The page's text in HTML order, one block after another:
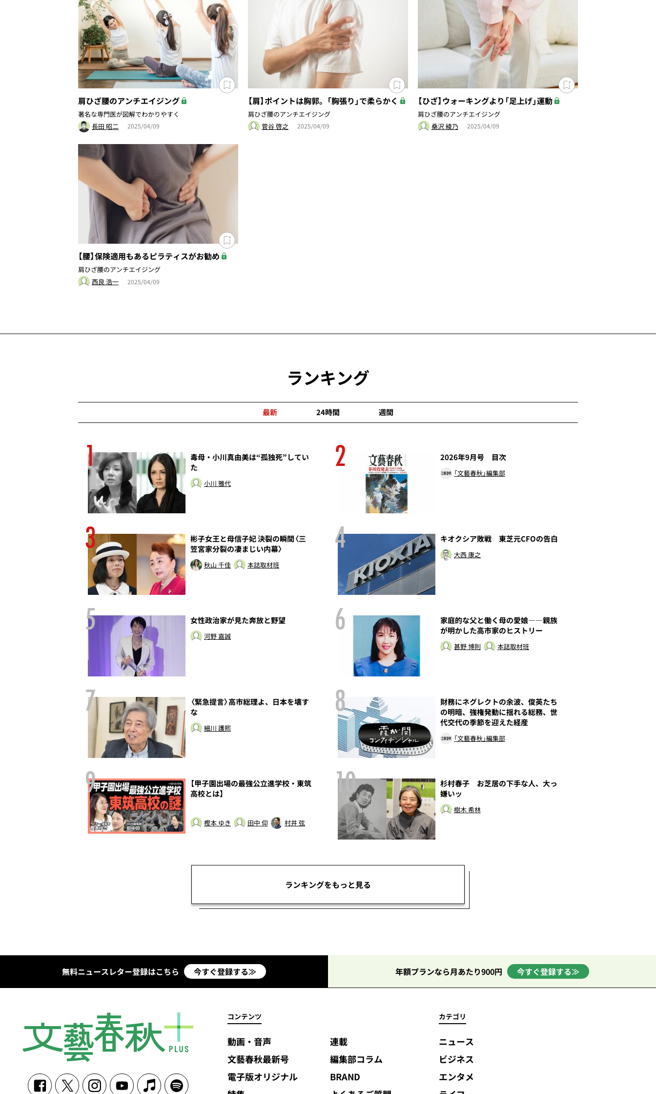
肩ひざ腰のアンチエイジング
著名な専門医が図解でわかりやすく
長田 昭二
2025/04/09
【肩】ポイントは胸郭。「胸張り」で柔らかく
肩ひざ腰のアンチエイジング
菅谷 啓之
2025/04/09
【ひざ】ウォーキングより「足上げ」運動
肩ひざ腰のアンチエイジング
桑沢 綾乃
2025/04/09
【腰】保険適用もあるピラティスがお勧め
肩ひざ腰のアンチエイジング
西良 浩一
2025/04/09
ランキング
最新 24時間 週間
1
毒母・小川真由美は“孤独死”してい
た
小川 雅代
2 2026年9月号 目次
「文藝春秋」編集部
3
彬子女王と母信子妃 決裂の瞬間〈三
笠宮家分裂の凄まじい内幕〉
秋山 千佳 本誌取材班
4 キオクシア敗戦 東芝元CFOの告白
大西 康之
5 女性政治家が見た奔放と野望
河野 嘉誠 6
家庭的な父と働く母の愛娘――親族
が明かした高市家のヒストリー
甚野 博則 本誌取材班
7
〈緊急提言〉高市総理よ、日本を壊す
な
細川 護熙
8
財務にネグレクトの余波、俊英たち
の明暗、強権発動に揺れる総務、世
代交代の季節を迎えた経産
「文藝春秋」編集部
9
【甲子園出場の最強公立進学校・東筑
高校とは】
樫本 ゆき 田中 仰 村井 弦
10
杉村春子 お芝居の下手な人、大っ
嫌いッ
樹木 希林
ランキングをもっと見る
無料ニュースレター登録はこちら 今すぐ登録する≫ 年額プランなら月あたり900円 今すぐ登録する≫
コンテンツ
動画・音声
文藝春秋最新号
電子版オリジナル
連載
編集部コラム
BRAND
カテゴリ
ニュース
ビジネス
エンタメ